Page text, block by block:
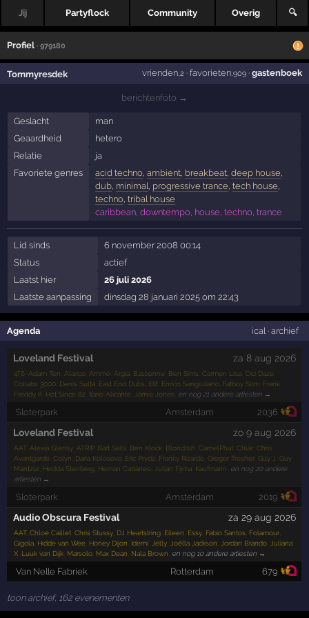
Jij Partyflock Community Overig 🔍
Profiel · 979180
Tommyresdek vrienden,2 · favorieten,909· gastenboek
berichtenfoto →
Geslacht
man
Geaardheid
hetero
Relatie
ja
Favoriete genres
acid techno, ambient, breakbeat, deep house
dub, minimal progressive trance tech house
techno, tribal house
caribbean, downtempo, house, techno, trance
Lid sinds
6 november 2008 00:14
Status
actief
Laatst hier
26 juli 2026
Laatste aanpassing
dinsdag 28 januari 2025 om 22:43
Agenda ical · archief
Loveland Festival za 8 aug 2026
4T6 Adam Ten Alarico Ammé Argia Bastienne Ben Sims ,Carmen Lisa ,Cici Daze
Collabs 3000 Denis Sulta East End Dubs Elif Enrico Sangiuliano Fatboy Slim Frank
Freddy K Hot Since 82 Ilario Alicante Jamie Jones en nog 21 andere artiesten →
Sloterpark Amsterdam 2036
Loveland Festival zo 9 aug 2026
AAT, Alexia Glensy ATRIP, Bart Skils Ben Klock Blond:ish ,CamelPhat ,Chlär ,Chris
Avantgarde ,Colyn Daria Kolosova Eric Prydz Franky Rizardo ,Gregor Tresher ,Guy J ,Guy
Mantzur Hedda Stenberg Hernán Cattáneo Julian Fijma Kaufmann en nog 20 andere
artiesten →
Sloterpark Amsterdam 2019
Audio Obscura Festival za 29 aug 2026
AAT,Chloé Caillet ,Chris Stussy DJ Heartstring Eileen Essy Fabio Santos Folamour
Gigola Hidde van Wee Honey Dijon Idemi Jelly Joëlla Jackson Jordan Brando
Juliana
X Luuk van Dijk Marsolo Max Dean Nala Brown en nog 10 andere artiesten →
Van Nelle Fabriek Rotterdam 679
toon archief, 162 evenementen